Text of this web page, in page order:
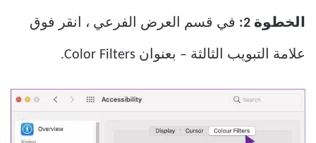
الخطوة 2: في قسم العرض الفرعي ، انقر فوق
علامة التبويب الثالثة – بعنوان Color Filters.